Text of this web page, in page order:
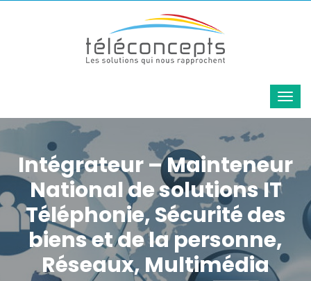
Intégrateur – Mainteneur
National de solutions IT
Téléphonie, Sécurité des
biens et de la personne,
Réseaux, Multimédia